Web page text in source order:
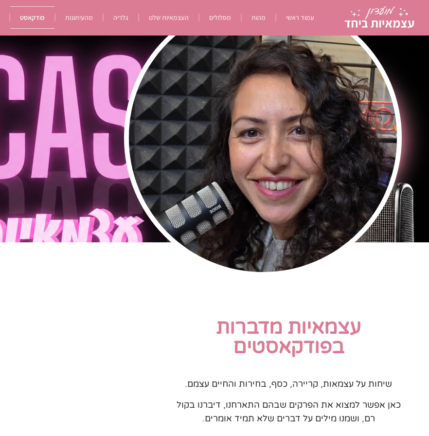
עמוד ראשי מהות מסלולים העצמאיות שלנו גלריה מהעיתונות פודקאסט
עצמאיות מדברות
בפודקאסטים
שיחות על עצמאות, קריירה, כסף, בחירות והחיים עצמם.
כאן אפשר למצוא את הפרקים שבהם התארחנו, דיברנו בקול
רם, ושמנו מילים על דברים שלא תמיד אומרים.